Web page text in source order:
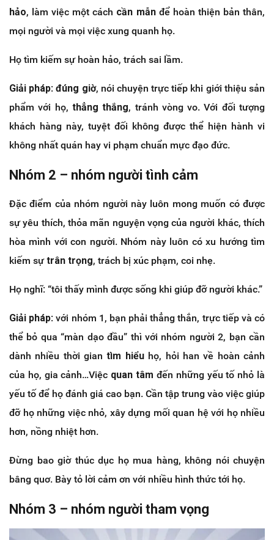
hảo, làm việc một cách cần mẫnđể hoàn thiện bản thân,
mọi người và mọi việc xung quanh họ.
Họ tìm kiếm sự hoàn hảo, trách sai lầm.
Giải pháp:đúng giờ, nói chuyện trực tiếp khi giới thiệu sản
phẩm với họ, thẳng thắng, tránh vòng vo. Với đối tượng
khách hàng này, tuyệt đối không được thể hiện hành vi
không nhất quán hay vi phạm chuẩn mực đạo đức.
Nhóm 2 – nhóm người tình cảm
Đặc điểm của nhóm người này luôn mong muốn có được
sự yêu thích, thỏa mãn nguyện vọng của người khác, thích
hòa mình với con người. Nhóm này luôn có xu hướng tìm
kiếm sựtrân trọng, trách bị xúc phạm, coi nhẹ.
Họ nghĩ: “tôi thấy mình được sống khi giúp đỡ người khác.”
Giải pháp: với nhóm 1, bạn phải thẳng thắn, trực tiếp và có
thể bỏ qua “màn dạo đầu” thì với nhóm người 2, bạn cần
dành nhiều thời giantìm hiểuhọ, hỏi han về hoàn cảnh
của họ, gia cảnh…Việc quan tâm đến những yếu tố nhỏ là
yếu tố để họ đánh giá cao bạn. Cần tập trung vào việc giúp
đỡ họ những việc nhỏ, xây dựng mối quan hệ với họ nhiều
hơn, nồng nhiệt hơn.
Đừng bao giờ thúc dục họ mua hàng, không nói chuyện
bâng quơ. Bày tỏ lời cảm ơn với nhiều hình thức tới họ.
Nhóm 3 – nhóm người tham vọng